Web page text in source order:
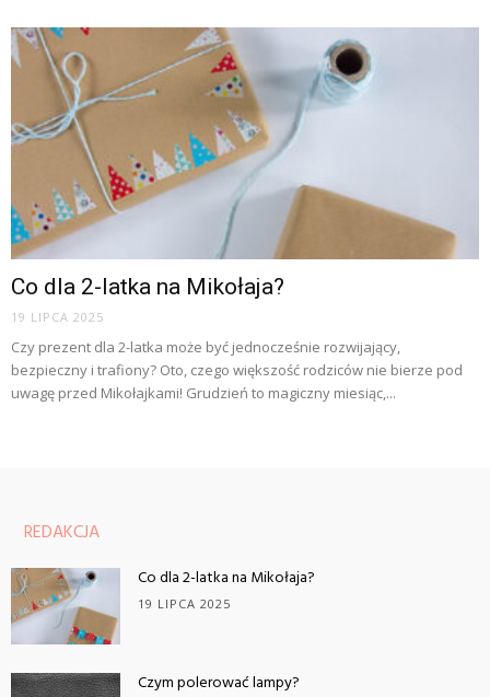
Co dla 2-latka na Mikołaja?
19 LIPCA 2025
Czy prezent dla 2-latka może być jednocześnie rozwijający,
bezpieczny i trafiony? Oto, czego większość rodziców nie bierze pod
uwagę przed Mikołajkami! Grudzień to magiczny miesiąc,...
REDAKCJA
Co dla 2-latka na Mikołaja?
19 LIPCA 2025
Czym polerować lampy?